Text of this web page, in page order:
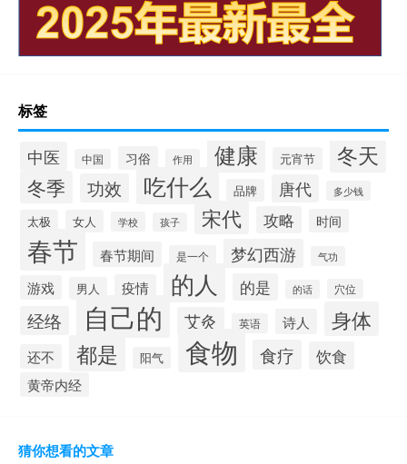
标签
中医 中国 习俗 作用 健康 元宵节 冬天
冬季 功效 吃什么 品牌 唐代 多少钱
太极 女人 学校 孩子 宋代 攻略 时间
春节 春节期间 是一个 梦幻西游 气功
游戏 男人 疫情 的人 的是 的话 穴位
经络 自己的 艾灸 英语 诗人 身体
还不 都是 阳气 食物 食疗 饮食
黄帝内经
猜你想看的文章